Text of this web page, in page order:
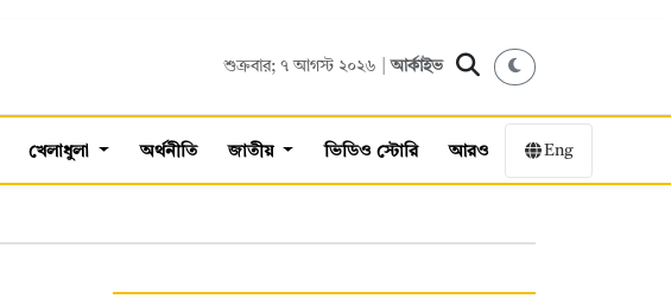
শুক্রবার; ৭ আগস্ট ২০২৬ |আর্কাইভ
খেলাধুলা অর্থনীতি জাতীয় ভিডিও স্টোরি আরও Eng